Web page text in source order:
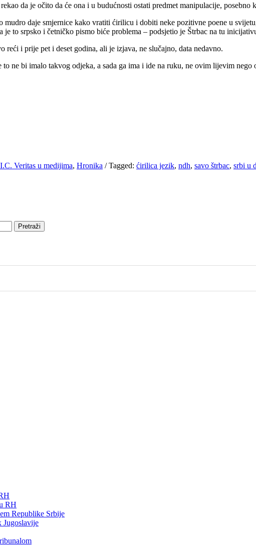
da je očito da će ona i u budućnosti ostati predmet manipulacije,
mudro daje smjernice kako vratiti ćirilicu i dobiti neke pozitivne poene u
to srpsko i četničko pismo biće problema – podsjetio je Štrbac na tu
reći i prije pet i deset godina, ali je izjava, ne slučajno, data nedavno.
ne bi imalo takvog odjeka, a sada ga ima i ide na ruku, ne ovim lijevim
Veritas u medijima, Hronika /Tagged: ćirilica jezik, ndh, savo štrbac, srbi u
RH
Republike Srbije
Jugoslavije